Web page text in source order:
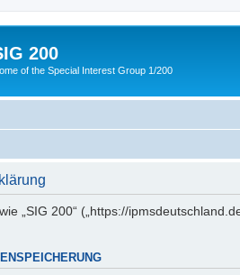
200
of the Special Interest Group 1/200
„SIG 200“ („https://